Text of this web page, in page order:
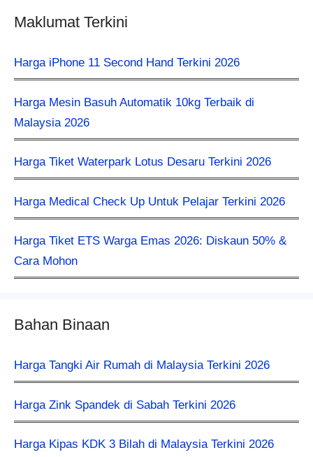
Maklumat Terkini
Harga iPhone 11 Second Hand Terkini 2026
Harga Mesin Basuh Automatik 10kg Terbaik di
Malaysia 2026
Harga Tiket Waterpark Lotus Desaru Terkini 2026
Harga Medical Check Up Untuk Pelajar Terkini 2026
Harga Tiket ETS Warga Emas 2026: Diskaun 50% &
Cara Mohon
Bahan Binaan
Harga Tangki Air Rumah di Malaysia Terkini 2026
Harga Zink Spandek di Sabah Terkini 2026
Harga Kipas KDK 3 Bilah di Malaysia Terkini 2026